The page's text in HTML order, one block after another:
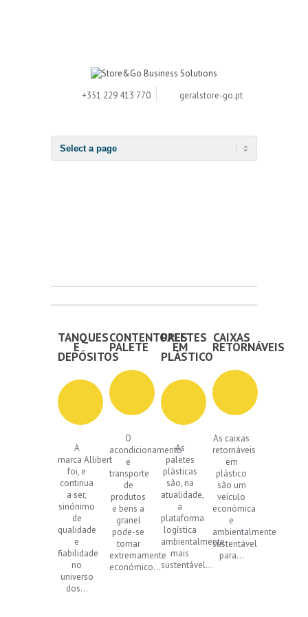
+351 229 413 770 geralstore-go.pt
TANQUES
E
DEPÓSITOS
A
marca Allibert
foi, e
continua
a ser,
sinónimo
de
qualidade
e
fiabilidade
no
universo
dos...
CONTENTORES
PALETE
O
acondicionamento
e
transporte
de
produtos
e bens a
granel
pode-se
tornar
extremamente
económico...
PALETES
EM
PLÁSTICO
As
paletes
plásticas
são, na
atualidade,
a
plataforma
logística
ambientalmente
mais
sustentável...
CAIXAS
RETORNÁVEIS
As caixas
retornáveis
em
plástico
são um
veículo
económica
e
ambientalmente
sustentável
para...